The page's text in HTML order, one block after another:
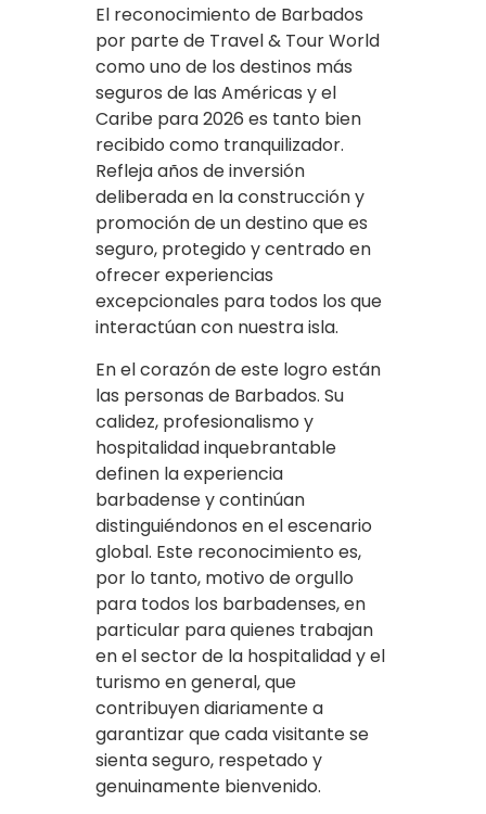
El reconocimiento de Barbados
por parte de Travel & Tour World
como uno de los destinos más
seguros de las Américas y el
Caribe para 2026 es tanto bien
recibido como tranquilizador.
Refleja años de inversión
deliberada en la construcción y
promoción de un destino que es
seguro, protegido y centrado en
ofrecer experiencias
excepcionales para todos los que
interactúan con nuestra isla.
En el corazón de este logro están
las personas de Barbados. Su
calidez, profesionalismo y
hospitalidad inquebrantable
definen la experiencia
barbadense y continúan
distinguiéndonos en el escenario
global. Este reconocimiento es,
por lo tanto, motivo de orgullo
para todos los barbadenses, en
particular para quienes trabajan
en el sector de la hospitalidad y el
turismo en general, que
contribuyen diariamente a
garantizar que cada visitante se
sienta seguro, respetado y
genuinamente bienvenido.